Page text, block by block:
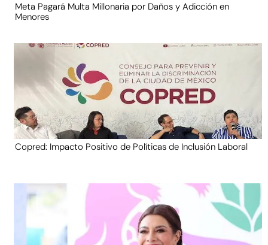
Meta Pagará Multa Millonaria por Daños y Adicción en
Menores
Copred: Impacto Positivo de Políticas de Inclusión Laboral